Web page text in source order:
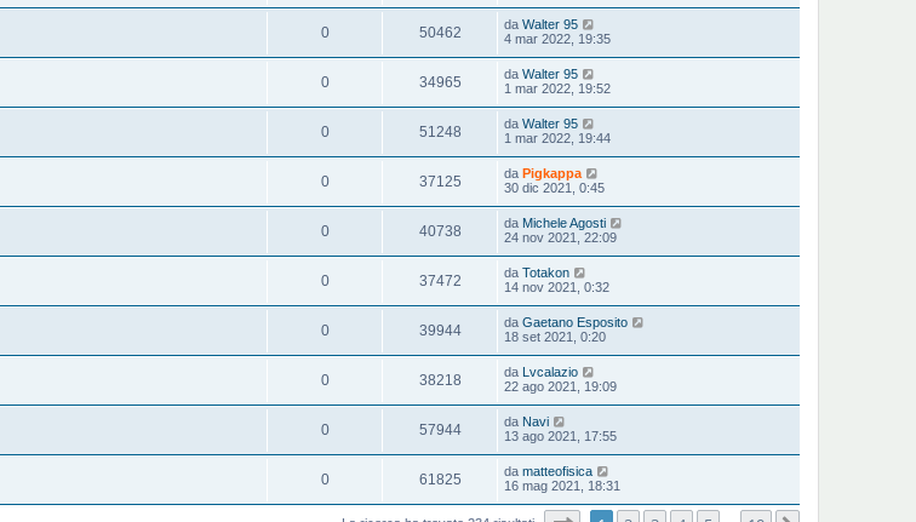
0 50462 da Walter 95
4 mar 2022, 19:35
0 34965 da Walter 95
1 mar 2022, 19:52
0 51248 da Walter 95
1 mar 2022, 19:44
0 37125 da Pigkappa
30 dic 2021, 0:45
0 40738 da Michele Agosti
24 nov 2021, 22:09
0 37472 da Totakon
14 nov 2021, 0:32
0 39944 da Gaetano Esposito
18 set 2021, 0:20
0 38218 da Lvcalazio
22 ago 2021, 19:09
0 57944 da Navi
13 ago 2021, 17:55
0 61825 da matteofisica
16 mag 2021, 18:31